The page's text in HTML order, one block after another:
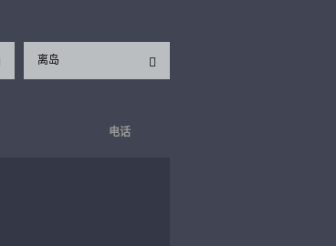
离岛
电话